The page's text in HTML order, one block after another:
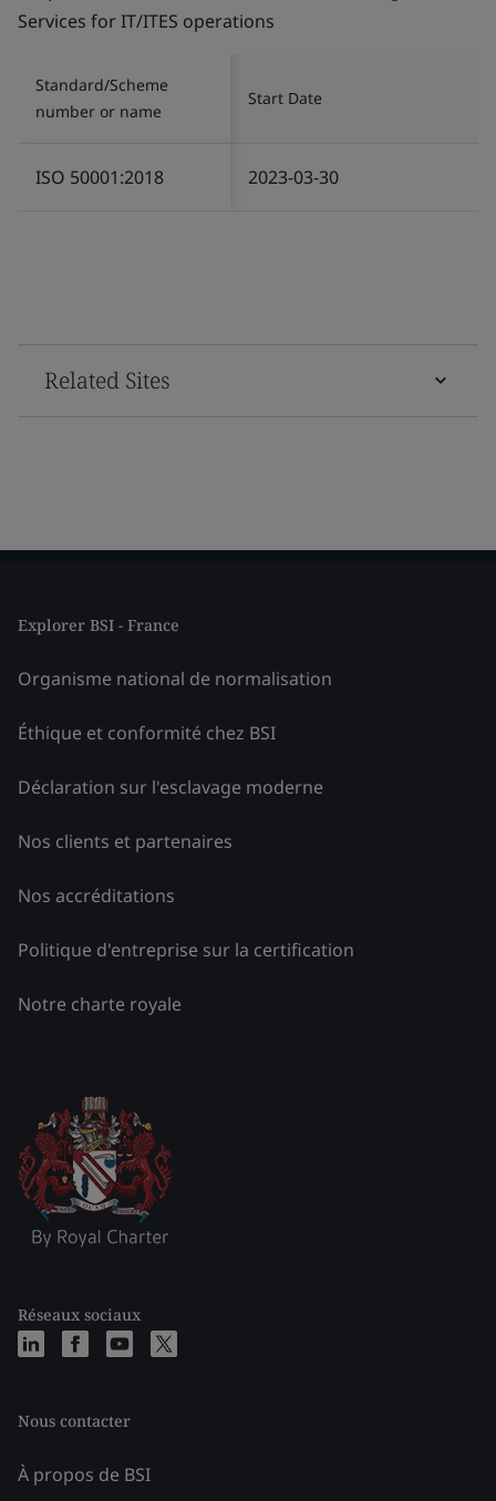
Services for IT/ITES operations
Standard/Scheme
number or name
Start Date
ISO 50001:2018 2023-03-30
Related Sites
Explorer BSI - France
Organisme national de normalisation
Éthique et conformité chez BSI
Déclaration sur l'esclavage moderne
Nos clients et partenaires
Nos accréditations
Politique d'entreprise sur la certification
Notre charte royale
Réseaux sociaux
Nous contacter
À propos de BSI